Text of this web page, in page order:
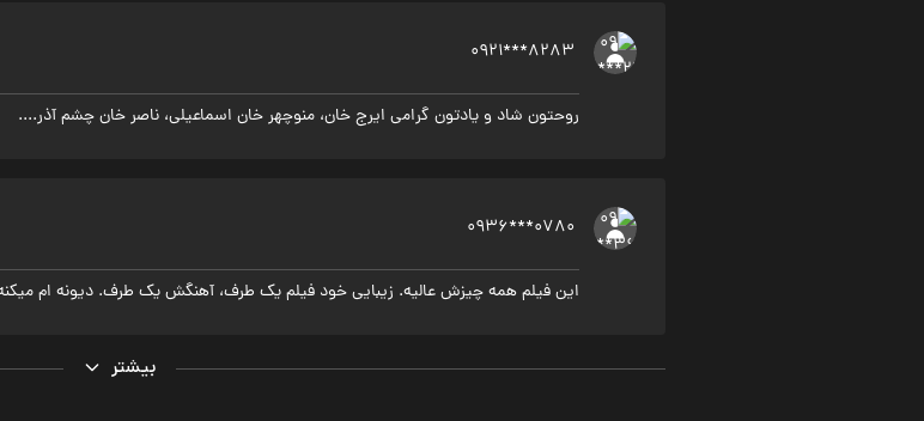
0921***8283
روحتون شاد و یادتون گرامی ایرج خان، منوچهر خان اسماعیلی، ناصر خان چشم آذر....
0936***0780
این فیلم همه چیزش عالیه. زیبایی خود فیلم یک طرف، آهنگش یک طرف. دیونه ام
بیشتر